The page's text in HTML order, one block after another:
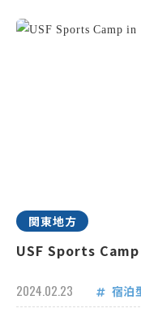
関東地方
USF Sports
2024.02.23 宿泊